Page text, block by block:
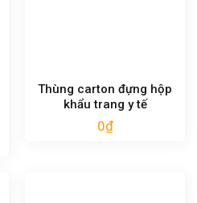
Thùng carton đựng hộp
khẩu trang y tế
0₫